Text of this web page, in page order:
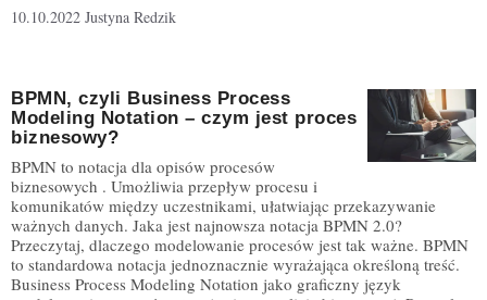
10.10.2022 Justyna Redzik
BPMN, czyli Business Process
Modeling Notation – czym jest proces
biznesowy?
BPMN to notacja dla opisów procesów
biznesowych . Umożliwia przepływ procesu i
komunikatów między uczestnikami, ułatwiając przekazywanie
ważnych danych. Jaka jest najnowsza notacja BPMN 2.0?
Przeczytaj, dlaczego modelowanie procesów jest tak ważne. BPMN
to standardowa notacja jednoznacznie wyrażająca określoną treść.
Business Process Modeling Notation jako graficzny język